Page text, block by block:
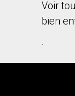
Voir
bien
.